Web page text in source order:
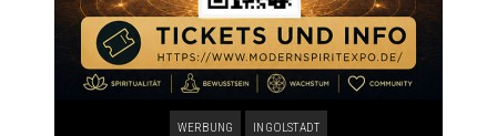
WERBUNG INGOLSTADT